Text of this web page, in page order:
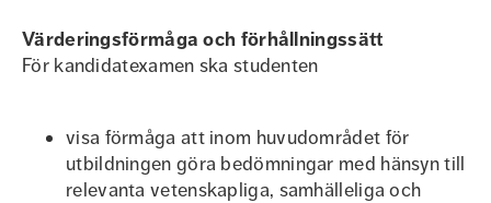
Värderingsförmåga och förhållningssätt
För kandidatexamen ska studenten
visa förmåga att inom huvudområdet för
utbildningen göra bedömningar med hänsyn till
relevanta vetenskapliga, samhälleliga och